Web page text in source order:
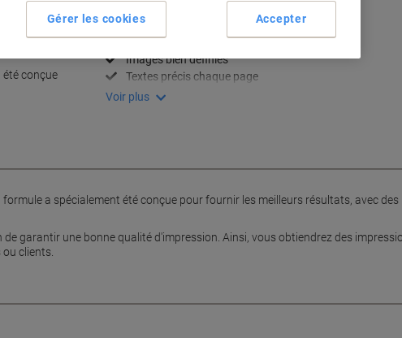
été conçue
Spécifications clés
Qualité d'impression supérieure
Conçu pour Canon iR1600/2000
Images bien définies
Textes précis chaque page
Voir plus
a spécialement été conçue pour fournir les meilleurs résultats, avec des
garantir une bonne qualité d'impression. Ainsi, vous obtiendrez des
clients.
Gérer les cookies Accepter